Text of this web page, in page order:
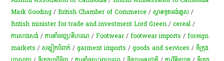
Mark Gooding /British Chamber of Commerce /ស្ថានទូតអង់គ្លេស /
British minister for trade and investment Lord Green /cereal /
ការសាងសង់ /ការនាំចេញ/នីហរណ /Footwear/footwear imports /foreign
markets /សម្លៀកបំពាក់ /garment imports /goods and services /ទីក្រុង